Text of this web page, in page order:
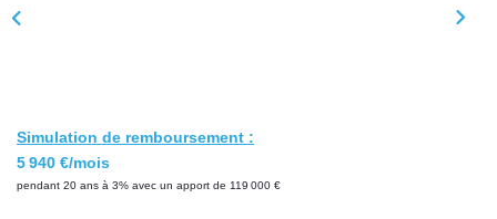
Simulation de remboursement :
5 940 €/mois
pendant 20 ans à 3% avec un apport de 119 000 €